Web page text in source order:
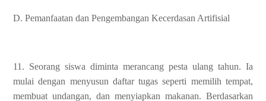
D. Pemanfaatan dan Pengembangan Kecerdasan Artifisial
11. Seorang siswa diminta merancang pesta ulang tahun. Ia
mulai dengan menyusun daftar tugas seperti memilih tempat,
membuat undangan, dan menyiapkan makanan. Berdasarkan